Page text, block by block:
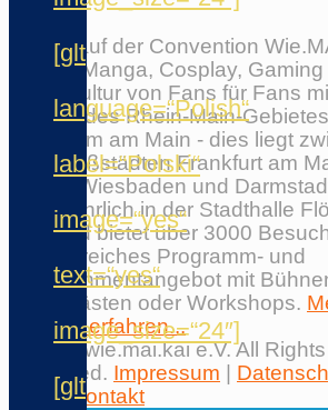
[glt
language=“Polish“
label=“Polski“
image=“yes“
text=“yes“
image_size=“24″]
[glt
Erlebe auf der Convention
Anime, Manga, Cosplay, Gaming
Japankultur von Fans für Fans
Herzen des Rhein-Main-
Flörsheim am Main - dies liegt
den Großstädten Frankfurt am
Mainz, Wiesbaden und
findet jährlich in der Stadthalle
statt und bietet über 3000
umfangreiches Programm- und
Entertainmentangebot mit
Ehrengästen oder Workshops.
die Con erfahren...
© 2026 wie.mai.kai e.V. All Rights
Reserved. Impressum
|Kontakt